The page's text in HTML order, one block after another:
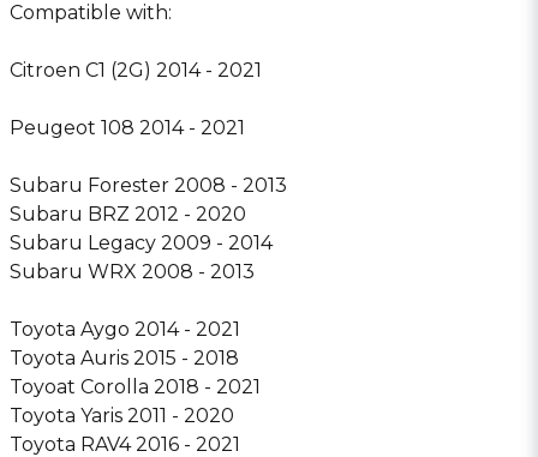
Compatible with:
Citroen C1 (2G) 2014 - 2021
Peugeot 108 2014 - 2021
Subaru Forester 2008 - 2013
Subaru BRZ 2012 - 2020
Subaru Legacy 2009 - 2014
Subaru WRX 2008 - 2013
Toyota Aygo 2014 - 2021
Toyota Auris 2015 - 2018
Toyoat Corolla 2018 - 2021
Toyota Yaris 2011 - 2020
Toyota RAV4 2016 - 2021